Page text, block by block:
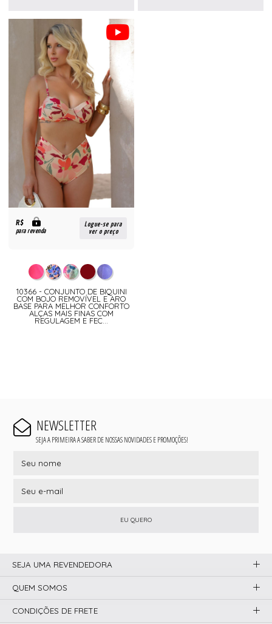
R$
para revenda
Logue-se para
ver o preço
10366 - CONJUNTO DE BIQUINI
COM BOJO REMOVÍVEL E ARO
BASE PARA MELHOR CONFORTO
ALÇAS MAIS FINAS COM
REGULAGEM E FEC...
NEWSLETTER
SEJA A PRIMEIRA A SABER DE NOSSAS NOVIDADES E PROMOÇÕES!
EU QUERO
SEJA UMA REVENDEDORA
QUEM SOMOS
CONDIÇÕES DE FRETE